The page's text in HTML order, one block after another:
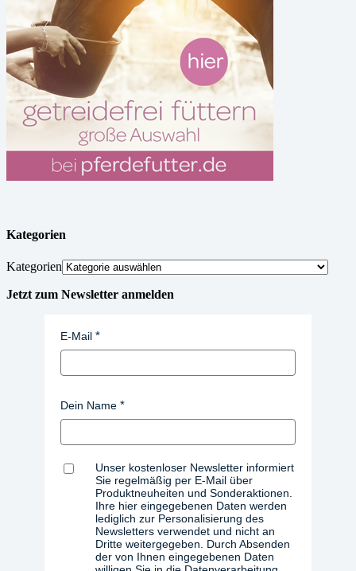
Kategorien
Kategorien
Jetzt zum Newsletter anmelden
E-Mail
Dein Name
Unser kostenloser Newsletter informiert
Sie regelmäßig per E-Mail über
Produktneuheiten und Sonderaktionen.
Ihre hier eingegebenen Daten werden
lediglich zur Personalisierung des
Newsletters verwendet und nicht an
Dritte weitergegeben. Durch Absenden
der von Ihnen eingegebenen Daten